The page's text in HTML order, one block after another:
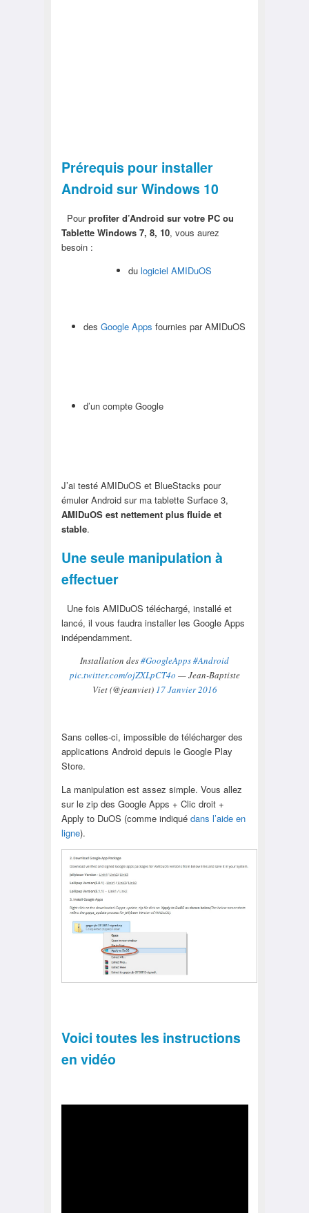
Prérequis pour installer
Android sur Windows 10
Pourprofiter d’Android sur votre PC ou
Tablette Windows 7, 8, 10, vous aurez
besoin :
dulogiciel AMIDuOS
desGoogle Apps fournies par AMIDuOS
d’un compte Google
J’ai testé AMIDuOS et BlueStacks pour
émuler Android sur ma tablette Surface 3,
AMIDuOS est nettement plus fluide et
stable.
Une seule manipulation à
effectuer
Une fois AMIDuOS téléchargé, installé et
lancé, il vous faudra installer les Google Apps
indépendamment.
Installation des#GoogleApps#Android
pic.twitter.com/ojZXLpCT4o — Jean-Baptiste
Viet (@jeanviet) 17 Janvier 2016
Sans celles-ci, impossible de télécharger des
applications Android depuis le Google Play
Store.
La manipulation est assez simple. Vous allez
sur le zip des Google Apps + Clic droit +
Apply to DuOS (comme indiqué dans l’aide en
ligne).
Voici toutes les instructions
en vidéo